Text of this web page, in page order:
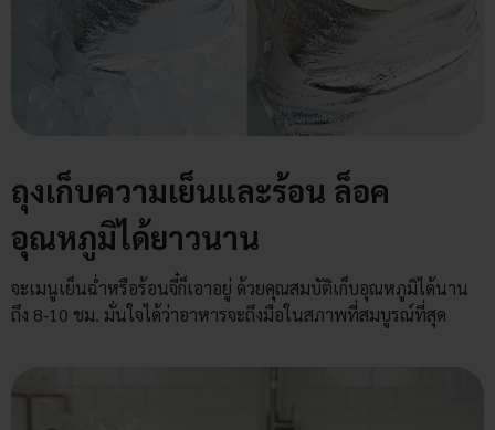
ถุงเก็บความเย็นและร้อน ล็อค
อุณหภูมิได้ยาวนาน
จะเมนูเย็นฉ่ำหรือร้อนจี๋ก็เอาอยู่ ด้วยคุณสมบัติเก็บอุณหภูมิได้นาน
ถึง 8-10 ชม. มั่นใจได้ว่าอาหารจะถึงมือในสภาพที่สมบูรณ์ที่สุด